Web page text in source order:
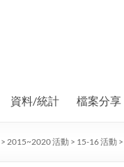
資料/統計 檔案分享
> 2015~2020 活動 > 15-16 活動 >